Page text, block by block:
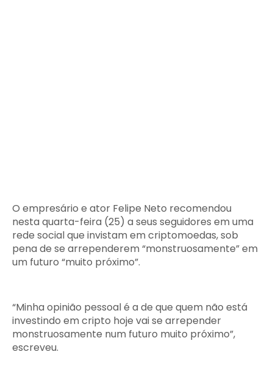
O empresário e ator Felipe Neto recomendou
nesta quarta-feira (25) a seus seguidores em uma
rede social que invistam em criptomoedas, sob
pena de se arrependerem “monstruosamente” em
um futuro “muito próximo”.
“Minha opinião pessoal é a de que quem não está
investindo em cripto hoje vai se arrepender
monstruosamente num futuro muito próximo”,
escreveu.